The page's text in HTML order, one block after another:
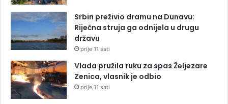
Srbin preživio dramu na Dunavu:
Riječna struja ga odnijela u drugu
državu
prije 11 sati
Vlada pružila ruku za spas Željezare
Zenica, vlasnik je odbio
prije 11 sati